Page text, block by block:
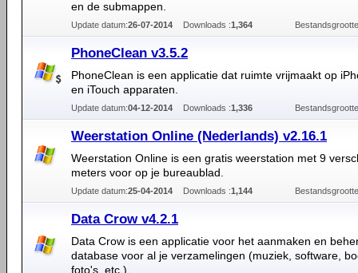
en de submappen.
Update datum:26-07-2014 Downloads :1,364
PhoneClean v3.5.2
PhoneClean is een applicatie dat ruimte vrijmaakt op
en iTouch apparaten.
Update datum:04-12-2014 Downloads :1,336
Weerstation Online (Nederlands) v2.16.1
Weerstation Online is een gratis weerstation met 9
meters voor op je bureaublad.
Update datum:25-04-2014 Downloads :1,144
Data Crow v4.2.1
Data Crow is een applicatie voor het aanmaken en
database voor al je verzamelingen (muziek, software,
foto's, etc.).